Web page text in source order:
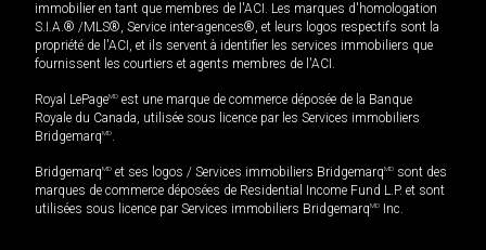
immobilier en tant que membres de l'ACI. Les marques d'homologation
S.I.A.® /MLS®, Service inter-agences®, et leurs logos respectifs sont la
propriété de l'ACI, et ils servent à identifier les services immobiliers que
fournissent les courtiers et agents membres de l'ACI.
Royal LePageMD est une marque de commerce déposée de la Banque
Royale du Canada, utilisée sous licence par les Services immobiliers
BridgemarqMD.
BridgemarqMD et ses logos / Services immobiliers BridgemarqMD sont des
marques de commerce déposées de Residential Income Fund L.P. et sont
utilisées sous licence par Services immobiliers BridgemarqMD Inc.